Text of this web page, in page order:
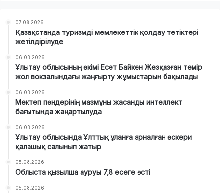
07.08.2026
Қазақстанда туризмді мемлекеттік қолдау тетіктері
жетілдірілуде
06.08.2026
Ұлытау облысының әкімі Есет Байкен Жезқазған темір
жол вокзалындағы жаңғырту жұмыстарын бақылады
06.08.2026
Мектеп пәндерінің мазмұны жасанды интеллект
бағытында жаңартылуда
06.08.2026
Ұлытау облысында Ұлттық ұланға арналған әскери
қалашық салынып жатыр
05.08.2026
Облыста қызылша ауруы 7,8 есеге өсті
05.08.2026